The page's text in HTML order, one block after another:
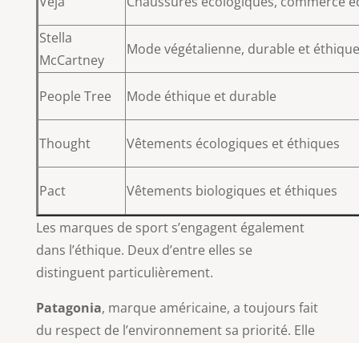
Stella
McCartney
Mode végétalienne, durable et éthique
People Tree Mode éthique et durable
Thought Vêtements écologiques et éthiques
Pact Vêtements biologiques et éthiques
Les marques de sport s’engagent également
dans l’éthique. Deux d’entre elles se
distinguent particulièrement.
Patagonia, marque américaine, a toujours fait
du respect de l’environnement sa priorité. Elle